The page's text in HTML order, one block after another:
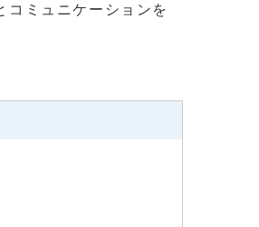
ミュニケーションを